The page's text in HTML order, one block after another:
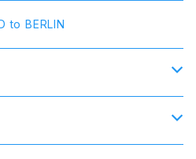
to BERLIN
計 本数限定商品